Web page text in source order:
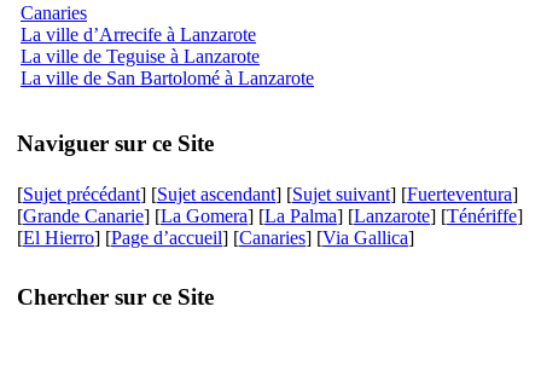
Canaries
La ville d’Arrecife à Lanzarote
La ville de Teguise à Lanzarote
La ville de San Bartolomé à Lanzarote
Naviguer sur ce Site
[Sujet précédant] [Sujet ascendant] [Sujet suivant] [Fuerteventura]
[Grande Canarie] [La Gomera] [La Palma] [Lanzarote] [Ténériffe]
[El Hierro] [Page d’accueil] [Canaries] [Via Gallica]
Chercher sur ce Site